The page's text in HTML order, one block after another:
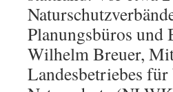
Planungsbüros
Wilhelm Breuer,
Landesbetriebes